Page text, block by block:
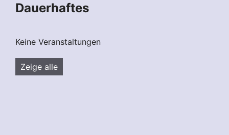
Dauerhaftes
Keine Veranstaltungen
Zeige alle